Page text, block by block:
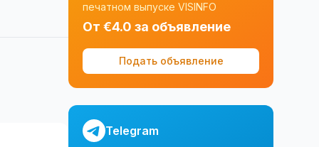
печатном выпуске VISINFO
От €4.0 за объявление
Подать объявление
Telegram